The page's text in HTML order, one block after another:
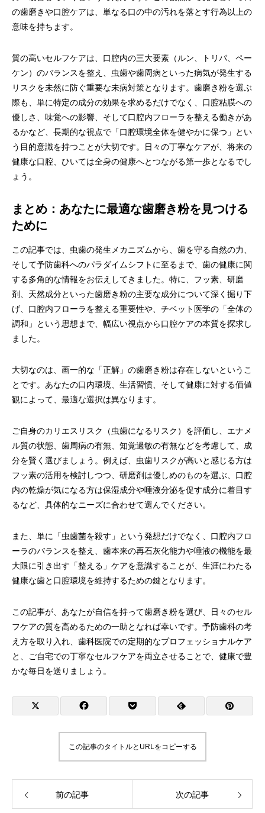
の歯磨きや口腔ケアは、単なる口の中の汚れを落とす行為以上の
意味を持ちます。
質の高いセルフケアは、口腔内の三大要素（ルン、トリパ、ペー
ケン）のバランスを整え、虫歯や歯周病といった病気が発生する
リスクを未然に防ぐ重要な未病対策となります。歯磨き粉を選ぶ
際も、単に特定の成分の効果を求めるだけでなく、口腔粘膜への
優しさ、味覚への影響、そして口腔内フローラを整える働きがあ
るかなど、長期的な視点で「口腔環境全体を健やかに保つ」とい
う目的意識を持つことが大切です。日々の丁寧なケアが、将来の
健康な口腔、ひいては全身の健康へとつながる第一歩となるでし
ょう。
まとめ：あなたに最適な歯磨き粉を見つける
ために
この記事では、虫歯の発生メカニズムから、歯を守る自然の力、
そして予防歯科へのパラダイムシフトに至るまで、歯の健康に関
する多角的な情報をお伝えしてきました。特に、フッ素、研磨
剤、天然成分といった歯磨き粉の主要な成分について深く掘り下
げ、口腔内フローラを整える重要性や、チベット医学の「全体の
調和」という思想まで、幅広い視点から口腔ケアの本質を探求し
ました。
大切なのは、画一的な「正解」の歯磨き粉は存在しないというこ
とです。あなたの口内環境、生活習慣、そして健康に対する価値
観によって、最適な選択は異なります。
ご自身のカリエスリスク（虫歯になるリスク）を評価し、エナメ
ル質の状態、歯周病の有無、知覚過敏の有無などを考慮して、成
分を賢く選びましょう。例えば、虫歯リスクが高いと感じる方は
フッ素の活用を検討しつつ、研磨剤は優しめのものを選ぶ、口腔
内の乾燥が気になる方は保湿成分や唾液分泌を促す成分に着目す
るなど、具体的なニーズに合わせて選んでください。
また、単に「虫歯菌を殺す」という発想だけでなく、口腔内フロ
ーラのバランスを整え、歯本来の再石灰化能力や唾液の機能を最
大限に引き出す「整える」ケアを意識することが、生涯にわたる
健康な歯と口腔環境を維持するための鍵となります。
この記事が、あなたが自信を持って歯磨き粉を選び、日々のセル
フケアの質を高めるための一助となれば幸いです。予防歯科の考
え方を取り入れ、歯科医院での定期的なプロフェッショナルケア
と、ご自宅での丁寧なセルフケアを両立させることで、健康で豊
かな毎日を送りましょう。
この記事のタイトルとURLをコピーする
前の記事 次の記事